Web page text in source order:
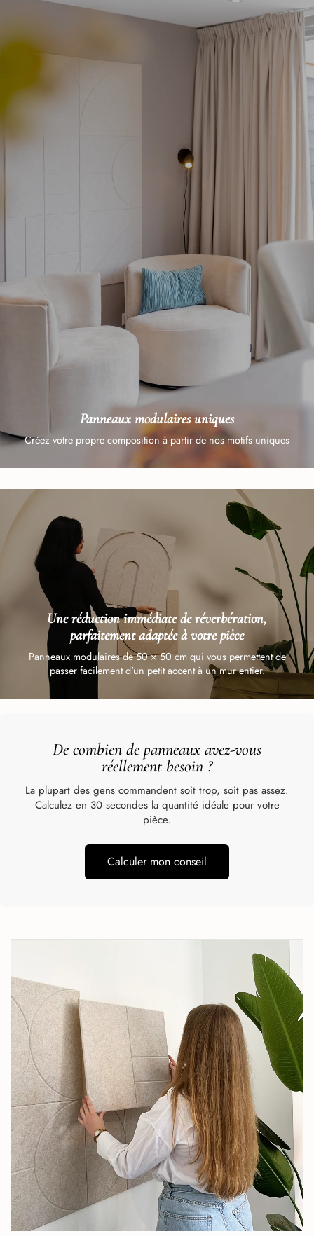
Panneaux modulaires uniques
Créez votre propre composition à partir de nos motifs uniques
Une réduction immédiate de réverbération,
parfaitement adaptée à votre pièce
Panneaux modulaires de 50 × 50 cm qui vous permettent de
passer facilement d'un petit accent à un mur entier.
De combien de panneaux avez-vous
réellement besoin ?
La plupart des gens commandent soit trop, soit pas assez.
Calculez en 30 secondes la quantité idéale pour votre
pièce.
Calculer mon conseil